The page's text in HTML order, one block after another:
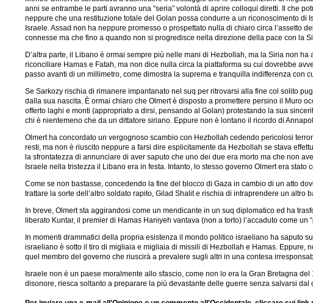
anni se entrambe le parti avranno una “seria” volontà di aprire colloqui diretti. Il che
neppure che una restituzione totale del Golan possa condurre a un riconoscimento
Israele. Assad non ha neppure promesso o prospettato nulla di chiaro circa
connesse ma che fino a quando non si progredisce nella direzione della pace con la
D’altra parte, il Libano è ormai sempre più nelle mani di Hezbollah, ma la Siria non
riconciliare Hamas e Fatah, ma non dice nulla circa la piattaforma su cui dovrebbe
passo avanti di un millimetro, come dimostra la suprema e tranquilla indifferenza con
Se Sarkozy rischia di rimanere impantanato nel suq per ritrovarsi alla fine col solito
dalla sua nascita. È ormai chiaro che Olmert è disposto a promettere persino il Muro
offerto laghi e monti (appropriato a dirsi, pensando al Golan) protestando la sua
chi è nientemeno che da un dittatore siriano. Eppure non è lontano il ricordo di
Olmert ha concordato un vergognoso scambio con Hezbollah cedendo pericolosi
resti, ma non è riuscito neppure a farsi dire esplicitamente da Hezbollah se stava
la sfrontatezza di annunciare di aver saputo che uno dei due era morto ma che non
Israele nella tristezza il Libano era in festa. Intanto, lo stesso governo Olmert era
Come se non bastasse, concedendo la fine del blocco di Gaza in cambio di un atto
trattare la sorte dell’altro soldato rapito, Gilad Shalit e rischia di intraprendere un altro
In breve, Olmert sta aggirandosi come un mendicante in un suq diplomatico ed ha
liberato Kuntar, il premier di Hamas Haniyeh vantava (non a torto) l’accaduto come
In momenti drammatici della propria esistenza il mondo politico israeliano ha saputo
israeliano è sotto il tiro di migliaia e migliaia di missili di Hezbollah e Hamas. Eppure,
quel membro del governo che riuscirà a prevalere sugli altri in una contesa
Israele non è un paese moralmente allo sfascio, come non lo era la Gran Bretagna
disonore, riesca soltanto a preparare la più devastante delle guerre senza salvarsi dal